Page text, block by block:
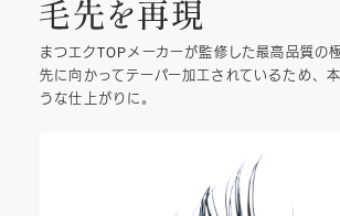
まつエクTOPメーカーが監修した最高品質の
先に向かってテーパー加工されているため、
うな仕上がりに。